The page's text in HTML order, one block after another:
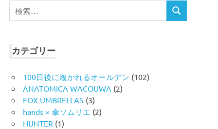
検
索
検
カテゴリー
100日後に履かれるオールデン (102)
ANATOMICA WACOUWA (2)
FOX UMBRELLAS (3)
hands × 傘ソムリエ (2)
HUNTER (1)